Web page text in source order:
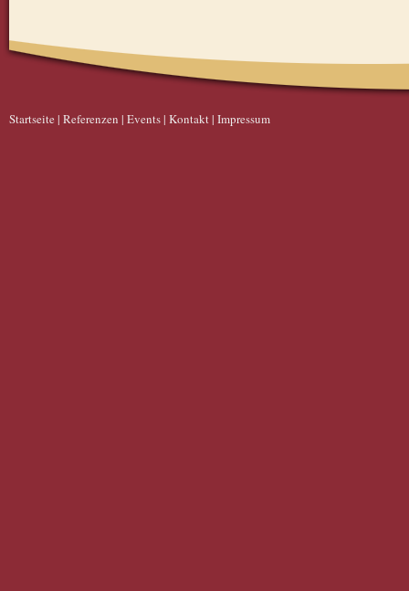
Startseite | Referenzen | Events| Kontakt| Impressum